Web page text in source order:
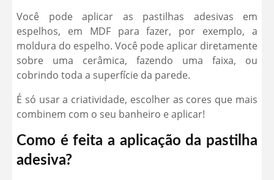
Você pode aplicar as pastilhas adesivas em
espelhos, em MDF para fazer, por exemplo, a
moldura do espelho. Você pode aplicar diretamente
sobre uma cerâmica, fazendo uma faixa, ou
cobrindo toda a superfície da parede.
É só usar a criatividade, escolher as cores que mais
combinem com o seu banheiro e aplicar!
Como é feita a aplicação da pastilha
adesiva?